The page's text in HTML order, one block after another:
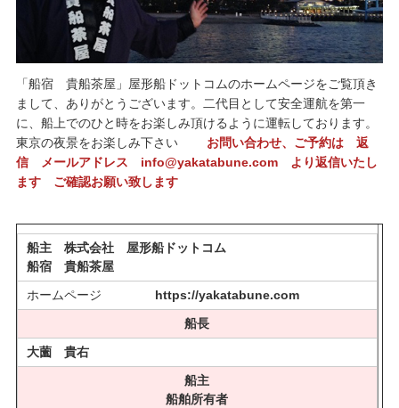
「船宿 貴船茶屋」屋形船ドットコムのホームページをご覧頂き
まして、ありがとうございます。二代目として安全運航を第一
に、船上でのひと時をお楽しみ頂けるように運転しております。
東京の夜景をお楽しみ下さいお問い合わせ、ご予約は 返
信 メールアドレス info@yakatabune.com より返信いたし
ます ご確認お願い致します
船主 株式会社 屋形船ドットコム
船宿 貴船茶屋
ホームページ https://yakatabune.com
船長
大薗 貴右
船主
船舶所有者